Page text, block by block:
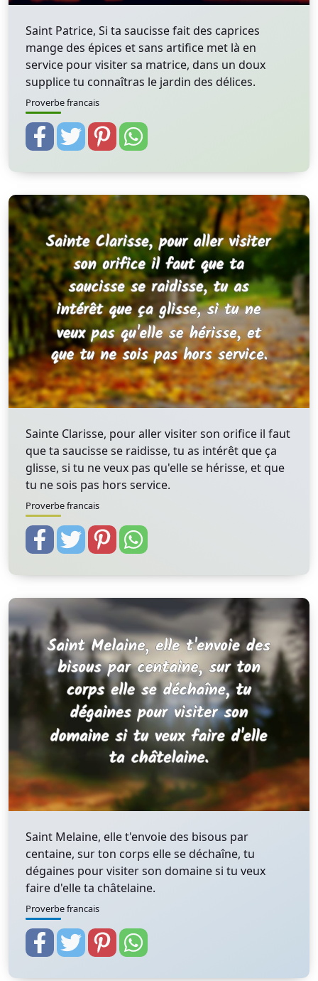
Saint Patrice, Si ta saucisse fait des caprices
mange des épices et sans artifice met là en
service pour visiter sa matrice, dans un doux
supplice tu connaîtras le jardin des délices.
Proverbe francais
Sainte Clarisse, pour aller visiter son orifice il faut
que ta saucisse se raidisse, tu as intérêt que ça
glisse, si tu ne veux pas qu'elle se hérisse, et que
tu ne sois pas hors service.
Proverbe francais
Saint Melaine, elle t'envoie des bisous par
centaine, sur ton corps elle se déchaîne, tu
dégaines pour visiter son domaine si tu veux
faire d'elle ta châtelaine.
Proverbe francais